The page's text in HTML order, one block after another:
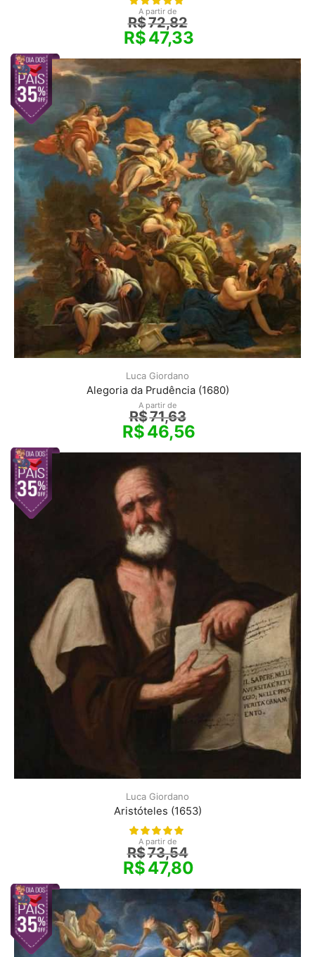
A partir de
R$72,82
R$47,33
Luca Giordano
Alegoria da Prudência (1680)
A partir de
R$71,63
R$46,56
Luca Giordano
Aristóteles (1653)
A partir de
R$73,54
R$47,80